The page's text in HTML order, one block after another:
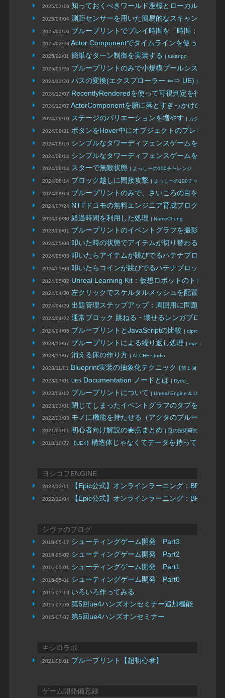
2025/03/16 知っておくべきワールド座標とローカル座標に
2025/04/04 測距センサーを用いた簡易的なスキャン、
2025/03/16 ブループリントでプレイ時間を「時間：分：秒
2025/02/28 Actor Componentでタイムラインを使ってみる
2025/02/01 簡単なターン制御を実装する | tukanpo
2025/01/26 ブループリントのみで小規模プールシステムを
2024/12/20 パスの変換(エクスプローラー ⇐⇒ UE) | akoto
2024/12/07 RecentlyRenderedを使って可視判定を行う
2024/12/07 ActorComponentを腑に落とすきっかけの話
2024/09/10 ステージのバリエーションを増やす | カクカクワーク
2024/08/31 ボタンをHover中にオブジェクトのプレビュー
2024/08/16 シンプルなタワーディフェンスゲームを作る 準
2024/08/14 シンプルなタワーディフェンスゲームを作る
2024/08/14 スターで無敵状態 | よっしーの100チャレンジ
2024/08/14 ブロック越しに間接攻撃 | よっしーの100チャレンジ
2024/08/13 ブループリントのみで、さいころの目を判定し
2024/07/24 NTTドコモの無料エンジニア育成プログラム体
2024/06/30 経過時間を利用した処理 | NameChung
2023/06/01 ブループリントのイベントグラフを撮影する
2024/05/08 叩いた時の状態でアイテムが切り替わるハテナ
2024/05/08 叩いたらアイテムが跳びでるハテナブロック
2024/05/08 叩いたらコインが跳びでるハテナブロック
2024/05/02 Unreal Learning Kit：仮想ロボットのトレーニ
2024/04/30 左クリックでスケルタルメッシュを配置するビ
2024/04/29 出題管理ステップアップ：周回用に問題を復活
2024/04/22 通常ブロック 跳ねる・壊せるレンガブロックを
2024/04/05 ブループリントとJavaScriptの比較 | dipross
2023/12/07 ブループリントによる繰り返し処理 | massie
2023/11/07 消える床の作り方 | ALCHE studio
2023/11/01 Blueprint実装の抽象化テクニック 【第１回】| ALCHE
2023/07/01 UE5 Documentation ノードとは | Dydo_
2023/04/12 ブループリントについて | Unreal Engine & UEFN 学習帳
2023/03/01 閉じてしまったイベントグラフのタブを再表示
2022/03/03 モノに機能を持たせる（アクタのブループリン
2021/01/11 初心者向け解説の要点まとめ | 謎の技術研究部
2018/10/27 【UE4】構造体じゃなくてデータを持っているだ
ヨシコフENGINE
2022/12/11 【Epic公式】オンラインラーニング：BPの基礎
2022/12/04 【Epic公式】オンラインラーニング：BPとゲー
シヴァのブログ
2016-05-17 シューティングゲーム開発 Part3
2016-05-02 シューティングゲーム開発 Part2
2016-05-01 シューティングゲーム開発 Part1
2016-05-01 シューティングゲーム開発 Part0
2015-07-13 いろいろ作ってみる
2015-07-09 第5回ue4ハンズオンセミナー追加機能
2015-07-07 第5回ue4ハンズオンセミナー
キシロラボ
2021.08.01 ブループリント【超初心者】
ゲーム開発備忘録